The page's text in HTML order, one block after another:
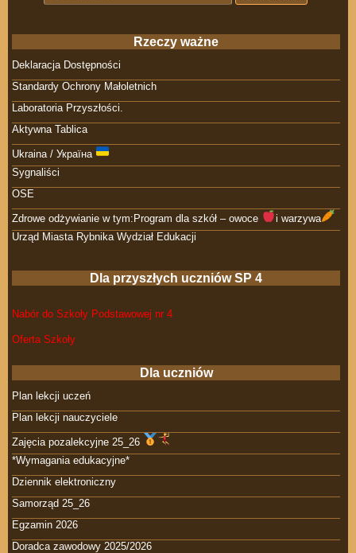
Rzeczy ważne
Deklaracja Dostępności
Standardy Ochrony Małoletnich
Laboratoria Przyszłości.
Aktywna Tablica
Ukraina / Україна
Sygnaliści
OSE
Zdrowe odżywianie w tym:Program dla szkół – owoce
i warzywa
Urząd Miasta Rybnika Wydział Edukacji
Dla przyszłych uczniów SP 4
Nabór do Szkoły Podstawowej nr 4
Oferta Szkoły
Dla uczniów
Plan lekcji uczeń
Plan lekcji nauczyciele
Zajęcia pozalekcyjne 25_26
*Wymagania edukacyjne*
Dziennik elektroniczny
Samorząd 25_26
Egzamin 2026
Doradca zawodowy 2025/2026